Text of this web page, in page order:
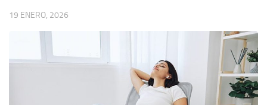
19 ENERO, 2026